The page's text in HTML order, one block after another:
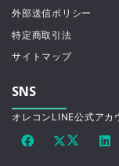
外部送信ポリシー
特定商取引法
サイトマップ
SNS
オレコンLINE公式アカ